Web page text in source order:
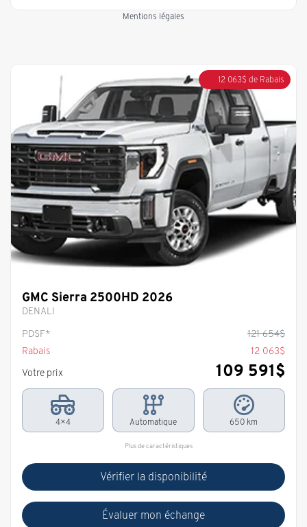
Mentions légales
12 063$ de Rabais
GMC Sierra 2500HD 2026
DENALI
PDSF*
121 654$
Rabais
12 063$
Votre prix
109 591$
4×4 Automatique 650 km
Plus de caractéristiques
Vérifier la disponibilité
Évaluer mon échange